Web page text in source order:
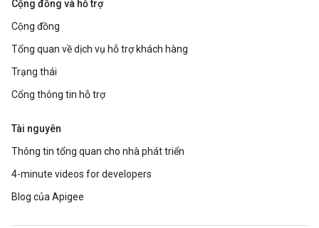
Cộng đồng và hỗ trợ
Cộng đồng
Tổng quan về dịch vụ hỗ trợ khách hàng
Trạng thái
Cổng thông tin hỗ trợ
Tài nguyên
Thông tin tổng quan cho nhà phát triển
4-minute videos for developers
Blog của Apigee